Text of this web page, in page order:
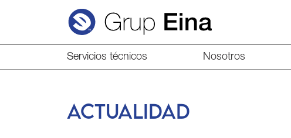
Servicios técnicos Nosotros
ACTUALIDAD